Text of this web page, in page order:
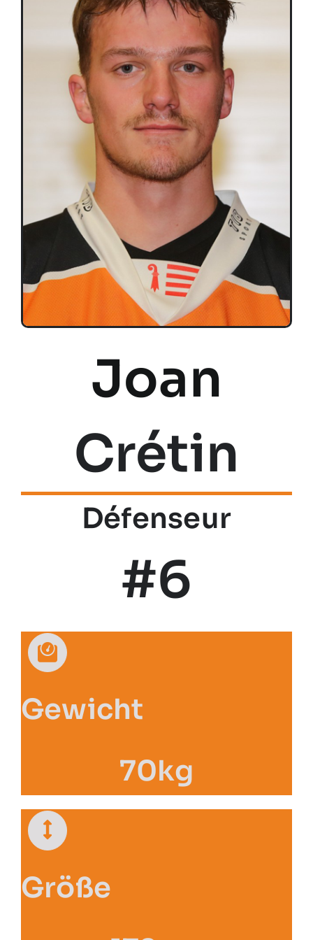
Équipes
Plan de match
Brochure
Partenaires de l’Eurocup
Joan
Crétin
Défenseur
#6
Gewicht
70kg
Größe